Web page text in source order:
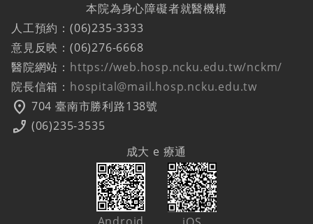
本院為身心障礙者就醫機構
人工預約：(06)235-3333
意見反映：(06)276-6668
醫院網站： https://web.hosp.ncku.edu.tw/nckm/
院長信箱： hospital@mail.hosp.ncku.edu.tw
location_on 704 臺南市勝利路138號
phone_enabled (06)235-3535
成大 e 療通